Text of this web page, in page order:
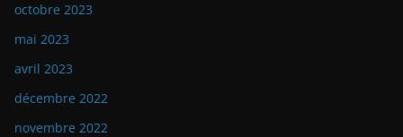
octobre 2023
mai 2023
avril 2023
décembre 2022
novembre 2022